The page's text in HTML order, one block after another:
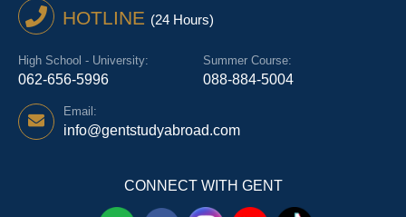
HOTLINE (24 Hours)
High School - University:
062-656-5996
Summer Course:
088-884-5004
Email:
info@gentstudyabroad.com
CONNECT WITH GENT